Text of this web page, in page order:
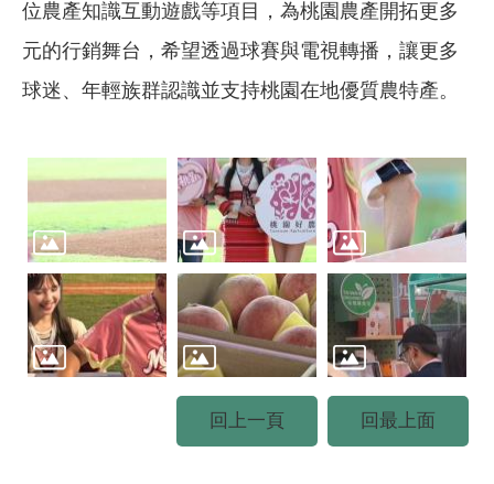
位農產知識互動遊戲等項目，為桃園農產開拓更多
元的行銷舞台，希望透過球賽與電視轉播，讓更多
球迷、年輕族群認識並支持桃園在地優質農特產。
回上一頁 回最上面